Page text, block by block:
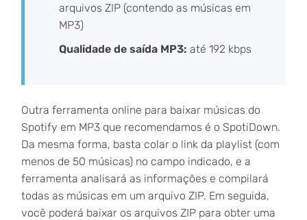
arquivos ZIP (contendo as músicas em
MP3)
Qualidade de saída MP3: até 192 kbps
Outra ferramenta online para baixar músicas do
Spotify em MP3 que recomendamos é o SpotiDown.
Da mesma forma, basta colar o link da playlist (com
menos de 50 músicas) no campo indicado, e a
ferramenta analisará as informações e compilará
todas as músicas em um arquivo ZIP. Em seguida,
você poderá baixar os arquivos ZIP para obter uma